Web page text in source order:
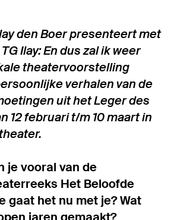
den Boer presenteert met
Ilay: En dus zal ik weer
theatervoorstelling
verhalen van de
uit het Leger des
12 februari t/m 10 maart in
je vooral van de
Het Beloofde
gaat het nu met je? Wat